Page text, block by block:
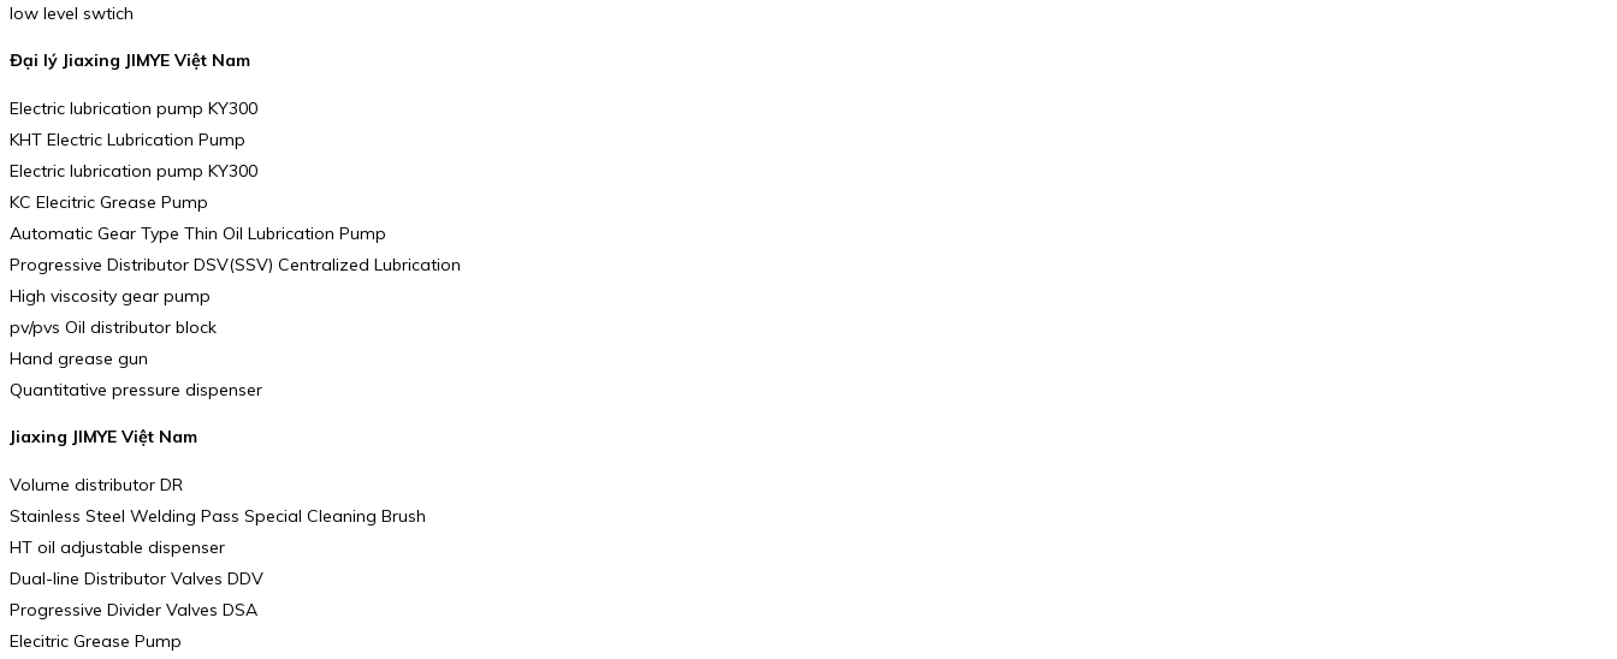
low level swtich
Đại lý Jiaxing JIMYE Việt Nam
Electric lubrication pump KY300
KHT Electric Lubrication Pump
Electric lubrication pump KY300
KC Elecitric Grease Pump
Automatic Gear Type Thin Oil Lubrication Pump
Progressive Distributor DSV(SSV) Centralized Lubrication
High viscosity gear pump
pv/pvs Oil distributor block
Hand grease gun
Quantitative pressure dispenser
Jiaxing JIMYE Việt Nam
Volume distributor DR
Stainless Steel Welding Pass Special Cleaning Brush
HT oil adjustable dispenser
Dual-line Distributor Valves DDV
Progressive Divider Valves DSA
Elecitric Grease Pump